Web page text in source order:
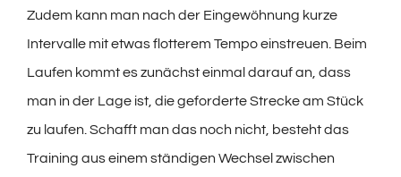
Zudem kann man nach der Eingewöhnung kurze
Intervalle mit etwas flotterem Tempo einstreuen. Beim
Laufen kommt es zunächst einmal darauf an, dass
man in der Lage ist, die geforderte Strecke am Stück
zu laufen. Schafft man das noch nicht, besteht das
Training aus einem ständigen Wechsel zwischen